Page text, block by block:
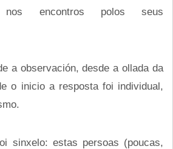
nos encontros polos seus
a observación, desde a ollada da
o inicio a resposta foi individual,
sinxelo: estas persoas (poucas,